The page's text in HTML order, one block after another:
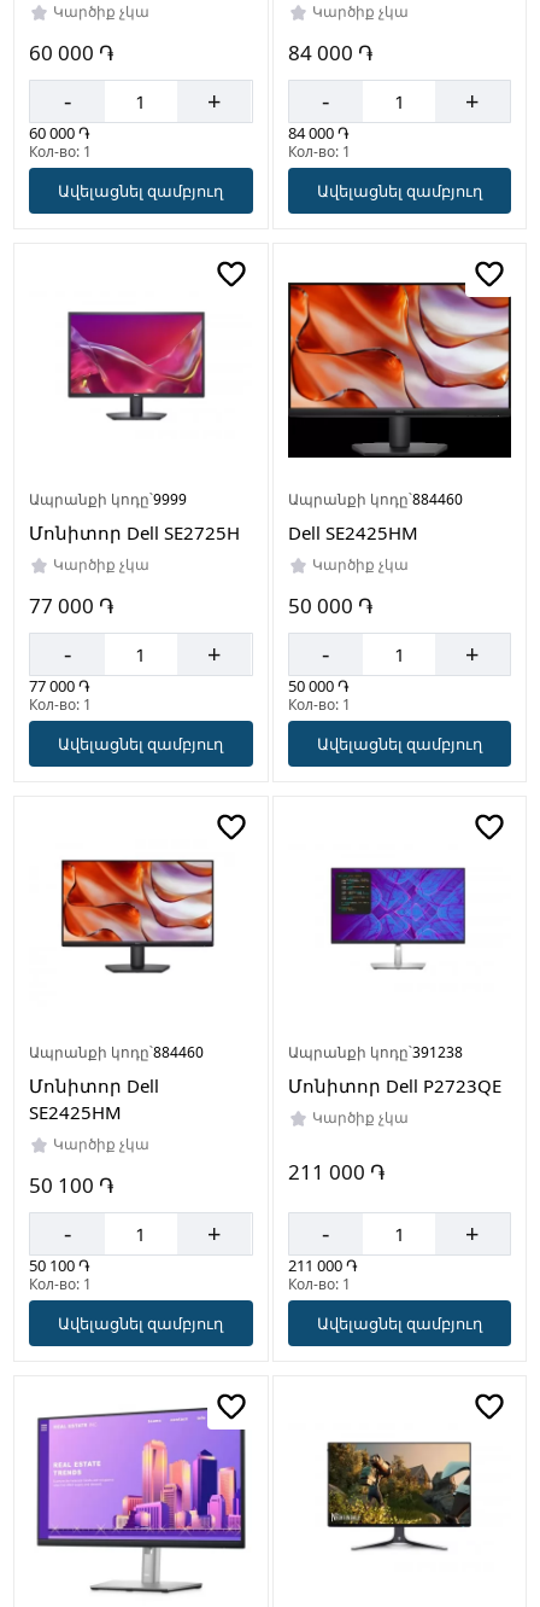
Կարծիք չկա
60 000 ֏
- +
60 000 ֏
Кол-во: 1
Ավելացնել զամբյուղ
Կարծիք չկա
84 000 ֏
- +
84 000 ֏
Кол-во: 1
Ավելացնել զամբյուղ
Ապրանքի կոդը՝9999
Մոնիտոր Dell SE2725H
Կարծիք չկա
77 000 ֏
- +
77 000 ֏
Кол-во: 1
Ավելացնել զամբյուղ
Ապրանքի կոդը՝884460
Dell SE2425HM
Կարծիք չկա
50 000 ֏
- +
50 000 ֏
Кол-во: 1
Ավելացնել զամբյուղ
Ապրանքի կոդը՝884460
Մոնիտոր Dell
SE2425HM
Կարծիք չկա
50 100 ֏
- +
50 100 ֏
Кол-во: 1
Ավելացնել զամբյուղ
Ապրանքի կոդը՝391238
Մոնիտոր Dell P2723QE
Կարծիք չկա
211 000 ֏
- +
211 000 ֏
Кол-во: 1
Ավելացնել զամբյուղ